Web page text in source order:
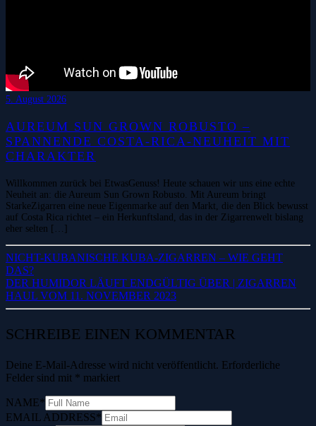
5. August 2026
AUREUM SUN GROWN ROBUSTO –
SPANNENDE COSTA-RICA-NEUHEIT MIT
CHARAKTER
Willkommen zurück bei EtwasGenuss! Heute schauen wir uns eine echte
Neuheit an: die Aureum Sun Grown Robusto. Mit Aureum bringt
StarkeZigarren eine neue Eigenmarke auf den Markt, die den Blick bewusst
auf Costa Rica richtet – ein Herkunftsland, das in der Zigarrenwelt bislang
eher selten […]
NICHT-KUBANISCHE KUBA-ZIGARREN – WIE GEHT
DAS?
DER HUMIDOR LÄUFT ENDGÜLTIG ÜBER | ZIGARREN
HAUL VOM 11. NOVEMBER 2023
SCHREIBE EINEN KOMMENTAR
Deine E-Mail-Adresse wird nicht veröffentlicht. Erforderliche
Felder sind mit * markiert
NAME*
EMAIL ADDRESS*